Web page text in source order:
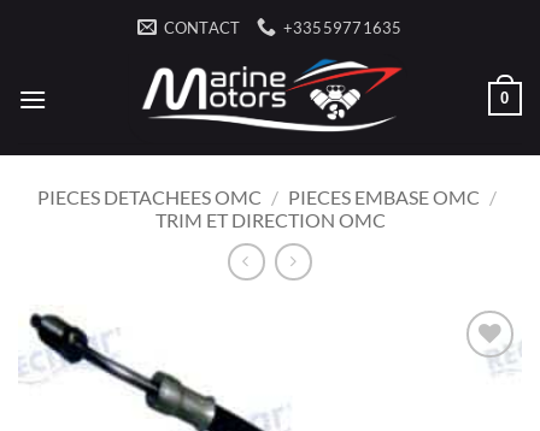
CONTACT +33559771635
0
PIECES DETACHEES OMC / PIECES EMBASE OMC /
TRIM ET DIRECTION OMC